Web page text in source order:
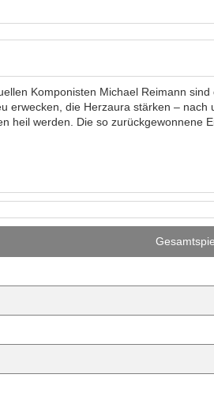
Komponisten Michael Reimann sind
erwecken, die Herzaura stärken – nach
heil werden. Die so zurückgewonnene